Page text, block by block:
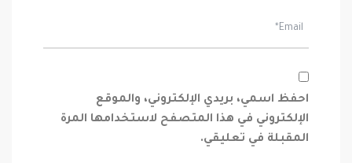
احفظ اسمي، بريدي الإلكتروني، والموقع
الإلكتروني في هذا المتصفح لاستخدامها المرة
المقبلة في تعليقي.